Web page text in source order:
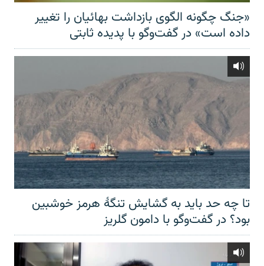
«جنگ چگونه الگوی بازداشت بهائیان را تغییر
داده است» در گفت‌وگو با پدیده ثابتی
تا چه حد باید به گشایش تنگهٔ هرمز خوشبین
بود؟ در گفت‌وگو با دامون گلریز